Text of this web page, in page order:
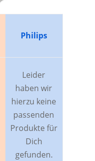
Philips
Leider
haben wir
hierzu keine
passenden
Produkte für
Dich
gefunden.